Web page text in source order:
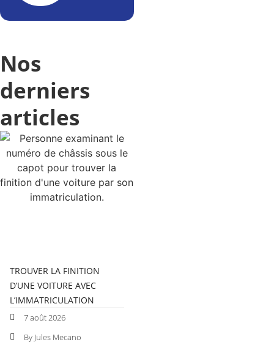
Nos
derniers
articles
TROUVER LA FINITION
D’UNE VOITURE AVEC
L’IMMATRICULATION
7 août 2026
By Jules Mecano